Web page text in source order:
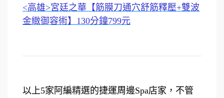
<高雄>宮廷之華【筋膜刀通穴舒筋釋壓+雙波
金緻御容術】130分鐘799元
以上5家阿編精選的捷運周邊Spa店家，不管